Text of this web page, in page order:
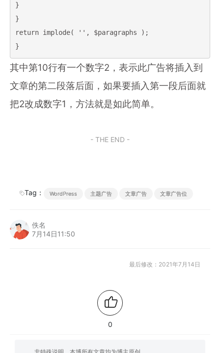
}
}
return implode( '', $paragraphs );
}
其中第10行有一个数字2，表示此广告将插入到
文章的第二段落后面，如果要插入第一段后面就
把2改成数字1，方法就是如此简单。
- THE END -
Tag： WordPress 主题广告 文章广告 文章广告位
佚名
7月14日11:50
最后修改：2021年7月14日
0